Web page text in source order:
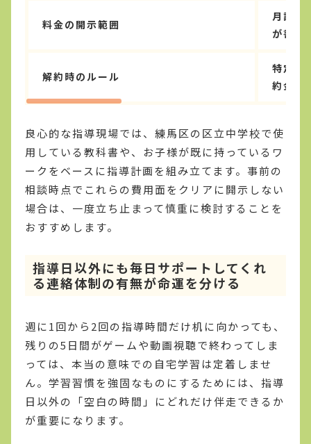
料金の開示範囲
月謝、
が書面
解約時のルール
特定商
約金上
良心的な指導現場では、練馬区の区立中学校で使
用している教科書や、お子様が既に持っているワ
ークをベースに指導計画を組み立てます。事前の
相談時点でこれらの費用面をクリアに開示しない
場合は、一度立ち止まって慎重に検討することを
おすすめします。
指導日以外にも毎日サポートしてくれ
る連絡体制の有無が命運を分ける
週に1回から2回の指導時間だけ机に向かっても、
残りの5日間がゲームや動画視聴で終わってしま
っては、本当の意味での自宅学習は定着しませ
ん。学習習慣を強固なものにするためには、指導
日以外の「空白の時間」にどれだけ伴走できるか
が重要になります。